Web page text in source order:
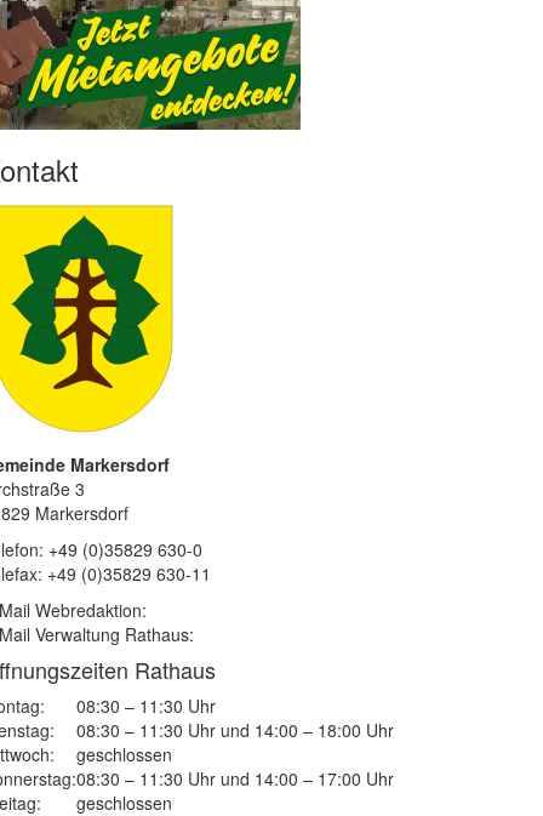
Markersdorf
3
Markersdorf
+49 (0)35829 630-0
+49 (0)35829 630-11
Webredaktion:
Verwaltung Rathaus:
Rathaus
08:30 – 11:30 Uhr
08:30 – 11:30 Uhr und 14:00 – 18:00 Uhr
geschlossen
08:30 – 11:30 Uhr und 14:00 – 17:00 Uhr
geschlossen